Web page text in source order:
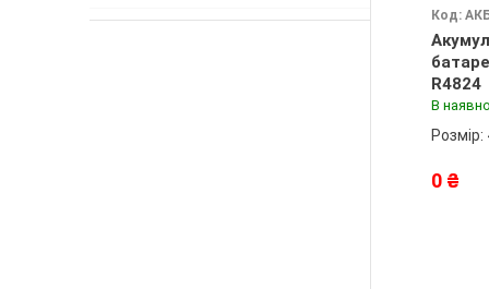
Код:
R4824
В
0 ₴